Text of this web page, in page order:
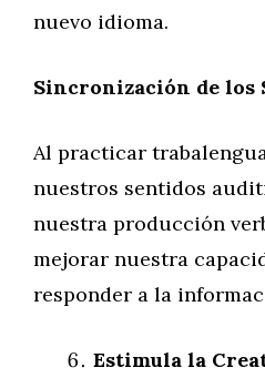
nuevo idioma.
Sincronización de los
Al practicar
nuestros sentidos
nuestra producción
mejorar nuestra
responder a la
Estimula la